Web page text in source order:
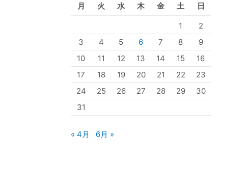
月 火 水 木 金 土 日
1
2
3
4 5 6 7 8
9
10
11 12 13 14 15
16
17
18 19 20 21 22
23
24
25 26 27 28 29
30
31
« 4月 6月 »